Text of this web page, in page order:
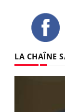
LA CHAÎNE